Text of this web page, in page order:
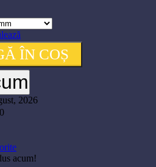
ÎN COȘ
2026
acum!